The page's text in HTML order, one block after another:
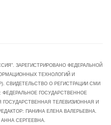
ЗАРЕГИСТРИРОВАНО ФЕДЕРАЛЬНОЙ
ТЕХНОЛОГИЙ И
СВИДЕТЕЛЬСТВО О РЕГИСТРАЦИИ СМИ
ФЕДЕРАЛЬНОЕ ГОСУДАРСТВЕННОЕ
ТЕЛЕВИЗИОННАЯ И
ПАНИНА ЕЛЕНА ВАЛЕРЬЕВНА.
АННА СЕРГЕЕВНА.